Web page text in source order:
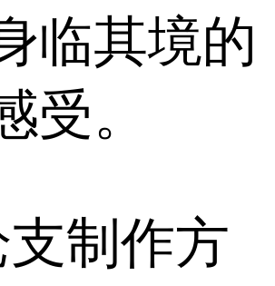
临其境的
受。
制作方